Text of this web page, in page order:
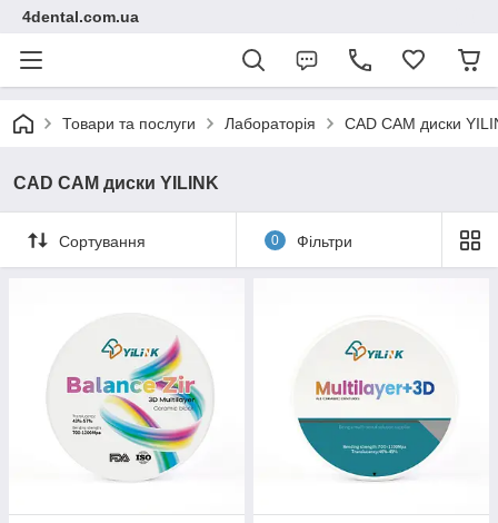
4dental.com.ua
Товари та послуги Лабораторія CAD CAM диски
CAD CAM диски YILINK
Сортування 0 Фільтри